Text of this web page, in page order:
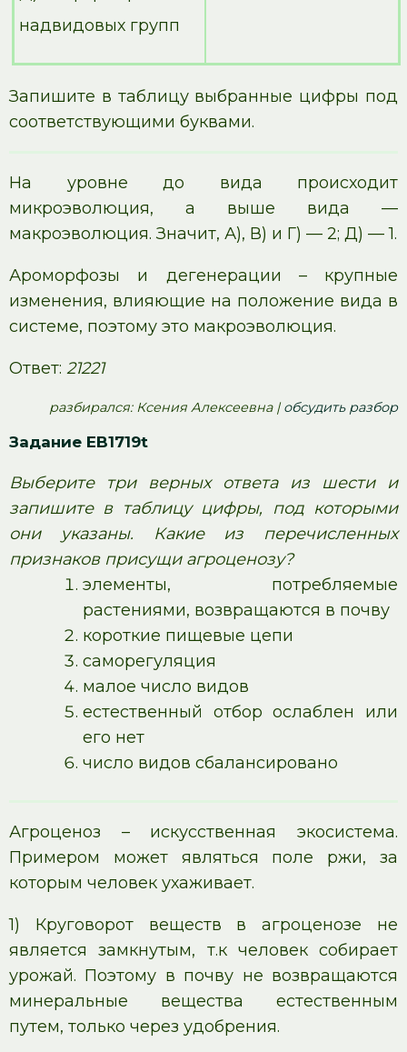
надвидовых групп
Запишите в таблицу выбранные цифры под
соответствующими буквами.
На уровне до вида происходит
микроэволюция, а выше вида —
макроэволюция. Значит, А), В) и Г) — 2; Д) — 1.
Ароморфозы и дегенерации – крупные
изменения, влияющие на положение вида в
системе, поэтому это макроэволюция.
Ответ: 21221
pазбирался: Ксения Алексеевна |обсудить разбор
Задание EB1719t
Выберите три верных ответа из шести и
запишите в таблицу цифры, под которыми
они указаны. Какие из перечисленных
признаков присущи агроценозу?
элементы, потребляемые
растениями, возвращаются в почву
короткие пищевые цепи
саморегуляция
малое число видов
естественный отбор ослаблен или
его нет
число видов сбалансировано
Агроценоз – искусственная экосистема.
Примером может являться поле ржи, за
которым человек ухаживает.
1) Круговорот веществ в агроценозе не
является замкнутым, т.к человек собирает
урожай. Поэтому в почву не возвращаются
минеральные вещества естественным
путем, только через удобрения.